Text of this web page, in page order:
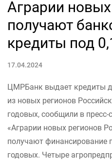
Аграрии
получают
кредиты под
17.04.2024
ЦМРБанк выдает кредиты
из новых регионов
годовых, сообщили в пресс-
«Аграрии новых регионов
получают финансирование
годовых. Четыре